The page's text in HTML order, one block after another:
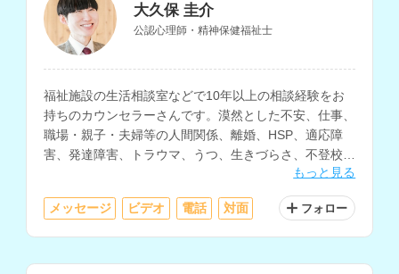
大久保 圭介
公認心理師・精神保健福祉士
福祉施設の生活相談室などで10年以上の相談経験をお
持ちのカウンセラーさんです。漠然とした不安、仕事、
職場・親子・夫婦等の人間関係、離婚、HSP、適応障
害、発達障害、トラウマ、うつ、生きづらさ、不登校、
恋愛、性に関する悩みなどに対応されています。もっと見る
メッセージ ビデオ 電話 対面 フォロー